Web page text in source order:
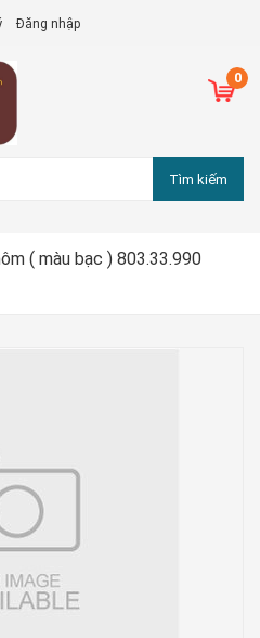
Đăng nhập
0
Tìm kiếm
( màu bạc ) 803.33.990